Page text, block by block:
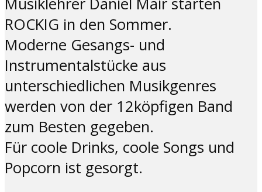
ROCKIG in den Sommer.
Moderne Gesangs- und
Instrumentalstücke aus
unterschiedlichen Musikgenres
werden von der 12köpfigen Band
zum Besten gegeben.
Für coole Drinks, coole Songs und
Popcorn ist gesorgt.